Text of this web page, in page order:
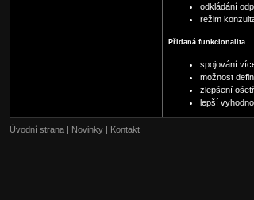
odkládání
režim
Přidaná funkcionalita
spojování
možnost
zlepšení
lepší
Úvodní strana | Novinky | Kontakt